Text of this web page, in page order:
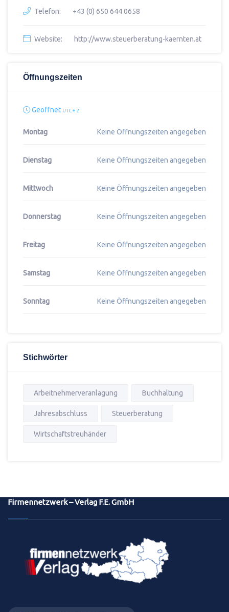
Telefon: +43 (0) 650 644 0658
Website: http://www.steuerberatung-kaernten.at
Öffnungszeiten
Geöffnet UTC + 2
Montag Keine Öffnungszeiten angegeben
Dienstag Keine Öffnungszeiten angegeben
Mittwoch Keine Öffnungszeiten angegeben
Donnerstag Keine Öffnungszeiten angegeben
Freitag Keine Öffnungszeiten angegeben
Samstag Keine Öffnungszeiten angegeben
Sonntag Keine Öffnungszeiten angegeben
Stichwörter
Arbeitnehmerveranlagung Buchhaltung
Jahresabschluss Steuerberatung
Wirtschaftstreuhänder
Firmennetzwerk – Verlag F.E. GmbH